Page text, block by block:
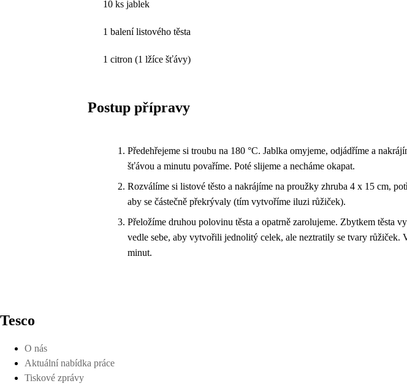
10 ks jablek
1 balení listového těsta
1 citron (1 lžíce šťávy)
Postup přípravy
Předehřejeme si troubu na 180 °C. Jablka omyjeme, odjádříme a
šťávou a minutu povaříme. Poté slijeme a necháme okapat.
Rozválíme si listové těsto a nakrájíme na proužky zhruba 4 x 15 cm,
aby se částečně překrývaly (tím vytvoříme iluzi růžiček).
Přeložíme druhou polovinu těsta a opatrně zarolujeme. Zbytkem těsta
vedle sebe, aby vytvořili jednolitý celek, ale neztratily se tvary růžiček.
minut.
Tesco
O nás
Aktuální nabídka práce
Tiskové zprávy